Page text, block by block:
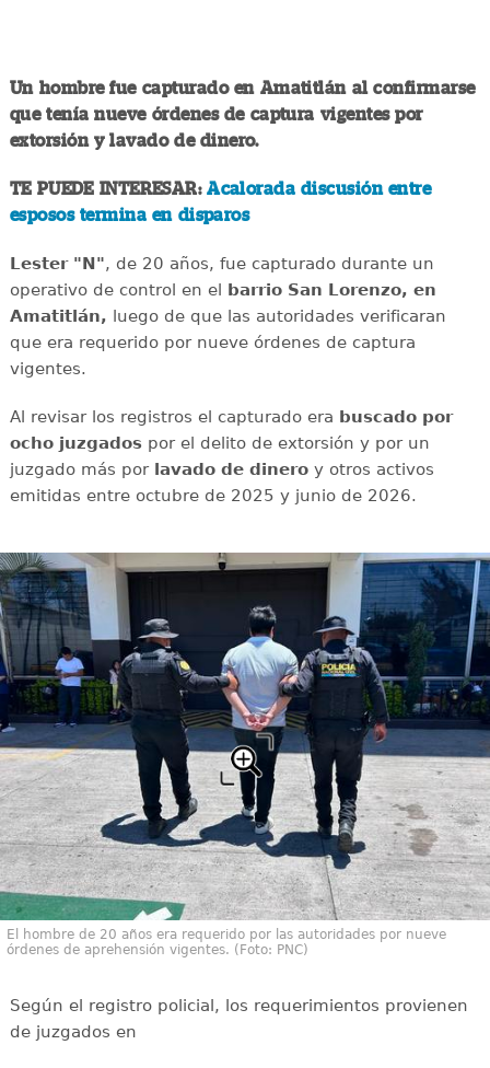
Un hombre fue capturado en Amatitlán al confirmarse
que tenía nueve órdenes de captura vigentes por
extorsión y lavado de dinero.
TE PUEDE INTERESAR:Acalorada discusión entre
esposos termina en disparos
Lester "N", de 20 años, fue capturado durante un
operativo de control en el barrio San Lorenzo, en
Amatitlán, luego de que las autoridades verificaran
que era requerido por nueve órdenes de captura
vigentes.
Al revisar los registros el capturado era buscado por
ocho juzgadospor el delito de extorsión y por un
juzgado más por lavado de dineroy otros activos
emitidas entre octubre de 2025 y junio de 2026.
El hombre de 20 años era requerido por las autoridades por nueve
órdenes de aprehensión vigentes. (Foto: PNC)
Según el registro policial, los requerimientos provienen
de juzgados en